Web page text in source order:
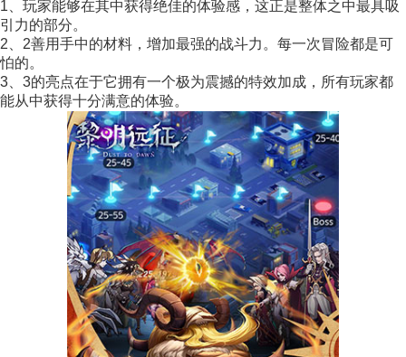
1、玩家能够在其中获得绝佳的体验感，这正是整体之中最具吸
引力的部分。
2、2善用手中的材料，增加最强的战斗力。每一次冒险都是可
怕的。
3、3的亮点在于它拥有一个极为震撼的特效加成，所有玩家都
能从中获得十分满意的体验。